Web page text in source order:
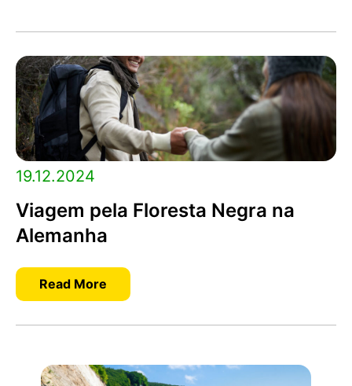
19.12.2024
Viagem pela Floresta Negra na
Alemanha
Read More